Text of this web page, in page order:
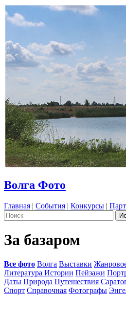
Волга Фото
Главная | События | Конкурсы |
За базаром
Все фото Волга Выставки
Литература Истории Пейзажи
Даты Природа Путешествия
Спорт Справочная Фотографы